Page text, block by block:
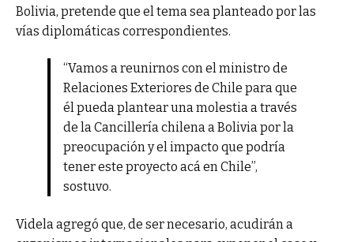
Bolivia, pretende que el tema sea planteado por las
vías diplomáticas correspondientes.
“Vamos a reunirnos con el ministro de
Relaciones Exteriores de Chile para que
él pueda plantear una molestia a través
de la Cancillería chilena a Bolivia por la
preocupación y el impacto que podría
tener este proyecto acá en Chile”,
sostuvo.
Videla agregó que, de ser necesario, acudirán a